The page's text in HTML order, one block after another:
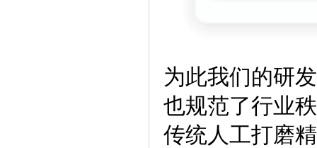
为此我们的研
也规范了行业
传统人工打磨